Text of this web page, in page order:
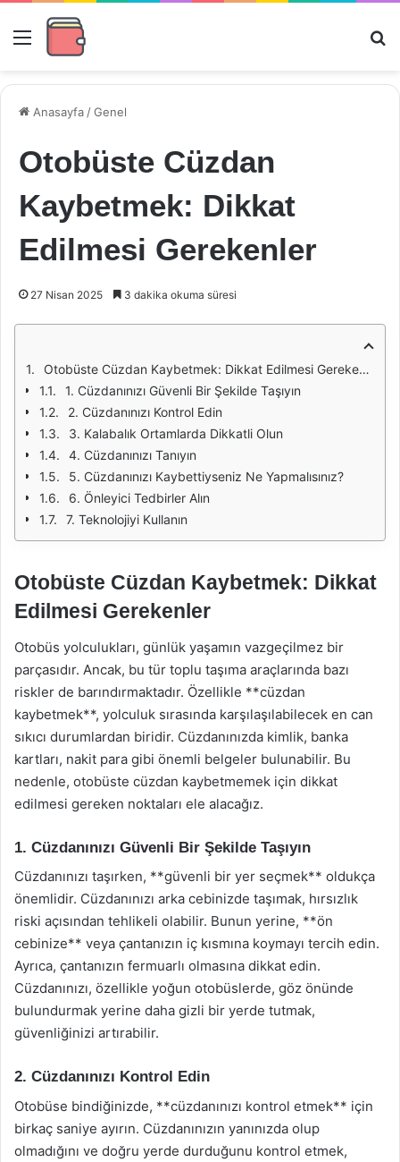
Menü
Anasayfa /Genel
Otobüste Cüzdan
Kaybetmek: Dikkat
Edilmesi Gerekenler
27 Nisan 2025 3 dakika okuma süresi
Otobüste Cüzdan Kaybetmek: Dikkat Edilmesi Gerekenler
1. Cüzdanınızı Güvenli Bir Şekilde Taşıyın
2. Cüzdanınızı Kontrol Edin
3. Kalabalık Ortamlarda Dikkatli Olun
4. Cüzdanınızı Tanıyın
5. Cüzdanınızı Kaybettiyseniz Ne Yapmalısınız?
6. Önleyici Tedbirler Alın
7. Teknolojiyi Kullanın
Otobüste Cüzdan Kaybetmek: Dikkat
Edilmesi Gerekenler
Otobüs yolculukları, günlük yaşamın vazgeçilmez bir
parçasıdır. Ancak, bu tür toplu taşıma araçlarında bazı
riskler de barındırmaktadır. Özellikle **cüzdan
kaybetmek**, yolculuk sırasında karşılaşılabilecek en can
sıkıcı durumlardan biridir. Cüzdanınızda kimlik, banka
kartları, nakit para gibi önemli belgeler bulunabilir. Bu
nedenle, otobüste cüzdan kaybetmemek için dikkat
edilmesi gereken noktaları ele alacağız.
1. Cüzdanınızı Güvenli Bir Şekilde Taşıyın
Cüzdanınızı taşırken, **güvenli bir yer seçmek** oldukça
önemlidir. Cüzdanınızı arka cebinizde taşımak, hırsızlık
riski açısından tehlikeli olabilir. Bunun yerine, **ön
cebinize** veya çantanızın iç kısmına koymayı tercih edin.
Ayrıca, çantanızın fermuarlı olmasına dikkat edin.
Cüzdanınızı, özellikle yoğun otobüslerde, göz önünde
bulundurmak yerine daha gizli bir yerde tutmak,
güvenliğinizi artırabilir.
2. Cüzdanınızı Kontrol Edin
Otobüse bindiğinizde, **cüzdanınızı kontrol etmek** için
birkaç saniye ayırın. Cüzdanınızın yanınızda olup
olmadığını ve doğru yerde durduğunu kontrol etmek,